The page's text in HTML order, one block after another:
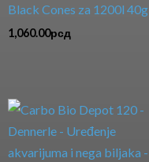
Black Cones za 1200l 40g
1,060.00рсд